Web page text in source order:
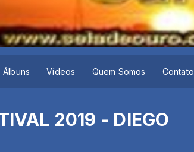
Álbuns Vídeos Quem Somos Contato
2019 - DIEGO